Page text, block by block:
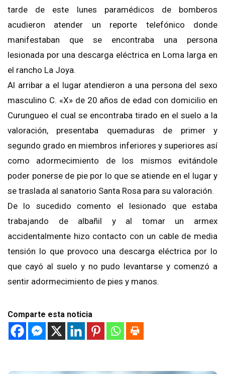
tarde de este lunes paramédicos de bomberos
acudieron atender un reporte telefónico donde
manifestaban que se encontraba una persona
lesionada por una descarga eléctrica en Loma larga en
el rancho La Joya.
Al arribar a el lugar atendieron a una persona del sexo
masculino C. «X» de 20 años de edad con domicilio en
Curungueo el cual se encontraba tirado en el suelo a la
valoración, presentaba quemaduras de primer y
segundo grado en miembros inferiores y superiores así
como adormecimiento de los mismos evitándole
poder ponerse de pie por lo que se atiende en el lugar y
se traslada al sanatorio Santa Rosa para su valoración.
De lo sucedido comento el lesionado que estaba
trabajando de albañil y al tomar un armex
accidentalmente hizo contacto con un cable de media
tensión lo que provoco una descarga eléctrica por lo
que cayó al suelo y no pudo levantarse y comenzó a
sentir adormecimiento de pies y manos.
Comparte esta noticia